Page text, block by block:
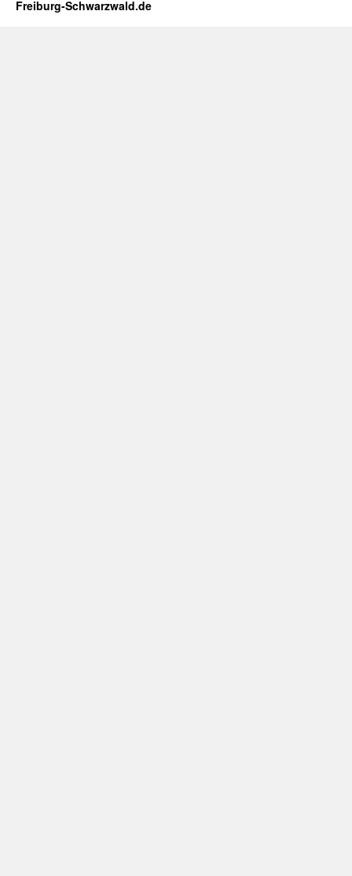
Freiburg-Schwarzwald.de